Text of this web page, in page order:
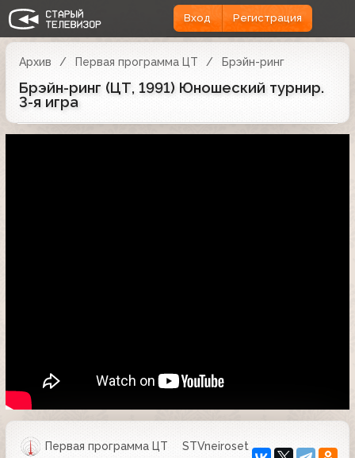
Вход Регистрация
Архив Первая программа ЦТ Брэйн-ринг
Брэйн-ринг (ЦТ, 1991) Юношеский турнир.
3-я игра
Первая программа ЦТ
STVneiroset